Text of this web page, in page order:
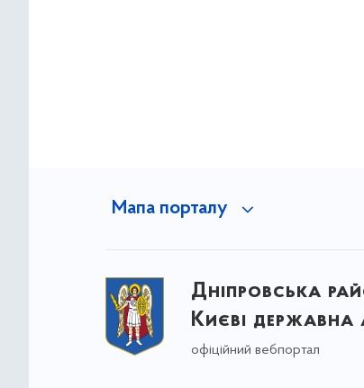
Мапа порталу
Дніпровська
Києві державна
офіційний вебпортал